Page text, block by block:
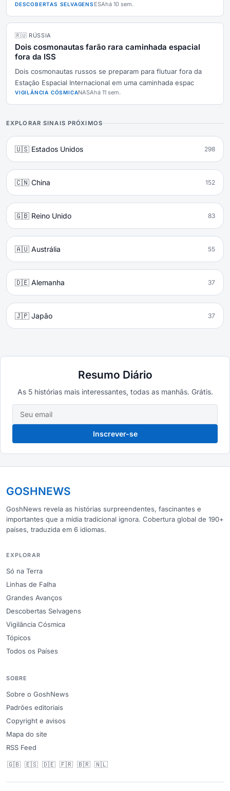
DESCOBERTAS SELVAGENS ESAhá 10 sem.
🇷🇺 RÚSSIA
Dois cosmonautas farão rara caminhada espacial
fora da ISS
Dois cosmonautas russos se preparam para flutuar fora da
Estação Espacial Internacional em uma caminhada espac
VIGILÂNCIA CÓSMICANASAhá 11 sem.
EXPLORAR SINAIS PRÓXIMOS
🇺🇸 Estados Unidos 298
🇨🇳 China 152
🇬🇧 Reino Unido 83
🇦🇺 Austrália 55
🇩🇪 Alemanha 37
🇯🇵 Japão 37
Resumo Diário
As 5 histórias mais interessantes, todas as manhãs. Grátis.
Inscrever-se
GOSHNEWS
GoshNews revela as histórias surpreendentes, fascinantes e
importantes que a mídia tradicional ignora. Cobertura global de 190+
países, traduzida em 6 idiomas.
EXPLORAR
Só na Terra
Linhas de Falha
Grandes Avanços
Descobertas Selvagens
Vigilância Cósmica
Tópicos
Todos os Países
SOBRE
Sobre o GoshNews
Padrões editoriais
Copyright e avisos
Mapa do site
RSS Feed
🇬🇧 🇪🇸 🇩🇪 🇫🇷 🇧🇷 🇳🇱